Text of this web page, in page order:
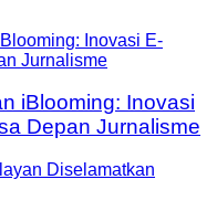
iBlooming: Inovasi
Depan Jurnalisme